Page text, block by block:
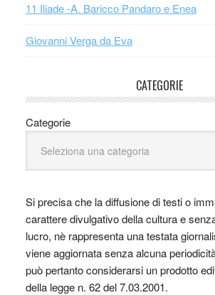
11 Iliade -A. Baricco Pandaro e Enea
Giovanni Verga da Eva
CATEGORIE
Categorie
Si precisa che la diffusione di testi o
carattere divulgativo della cultura e
lucro, nè rappresenta una testata
viene aggiornata senza alcuna
può pertanto considerarsi un prodotto
della legge n. 62 del 7.03.2001.